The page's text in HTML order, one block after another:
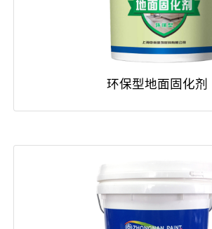
环保型地面固化剂